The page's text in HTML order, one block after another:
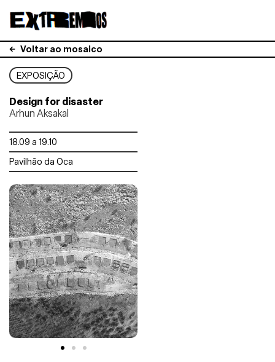
Voltar ao mosaico
EXPOSIÇÃO
Design for disaster
Arhun Aksakal
18.09 a 19.10
Pavilhão da Oca